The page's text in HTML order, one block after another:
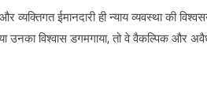
ईमानदारी ही न्याय व्यवस्था की
उनका विश्वास डगमगाया, तो वे वैकल्पिक और